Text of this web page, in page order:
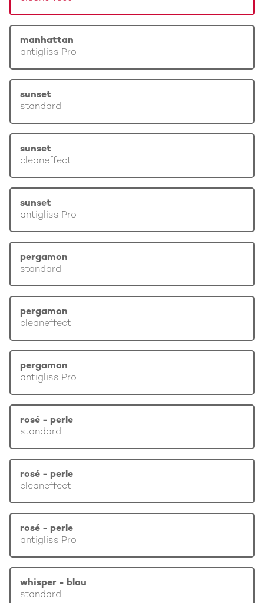
manhattan
antigliss Pro
sunset
standard
sunset
cleaneffect
sunset
antigliss Pro
pergamon
standard
pergamon
cleaneffect
pergamon
antigliss Pro
rosé - perle
standard
rosé - perle
cleaneffect
rosé - perle
antigliss Pro
whisper - blau
standard